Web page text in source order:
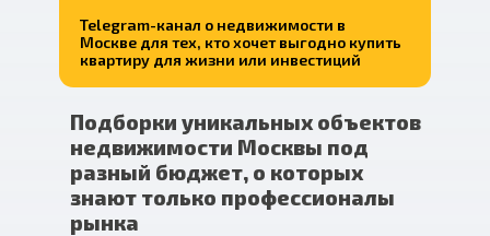
Подборки уникальных объектов
недвижимости Москвы под
разный бюджет, о которых
знают только профессионалы
рынка
Telegram-канал о недвижимости в
Москве для тех, кто хочет выгодно купить
квартиру для жизни или инвестиций